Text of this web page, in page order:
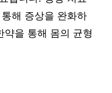
해 증상을 완화하
약을 통해 몸의 균형